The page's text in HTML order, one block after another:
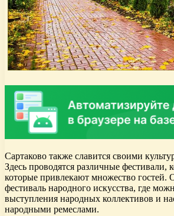
Сартаково также славится своими
Здесь проводятся различные фестивали,
которые привлекают множество гостей.
фестиваль народного искусства, где
выступления народных коллективов и
народными ремеслами.